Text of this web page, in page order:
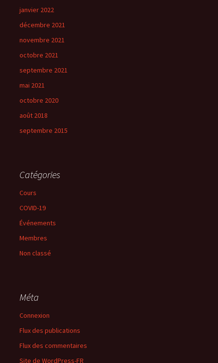
janvier 2022
décembre 2021
novembre 2021
octobre 2021
septembre 2021
mai 2021
octobre 2020
août 2018
septembre 2015
Catégories
Cours
COVID-19
Événements
Membres
Non classé
Méta
Connexion
Flux des publications
Flux des commentaires
Site de WordPress-FR